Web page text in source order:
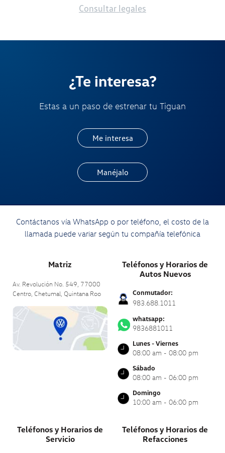
Consultar legales
¿Te interesa?
Estas a un paso de estrenar tu Tiguan
Me interesa
Manéjalo
Contáctanos vía WhatsApp o por teléfono, el costo de la
llamada puede variar según tu compañía telefónica
Matriz
Av. Revolución No. 549, 77000
Centro, Chetumal, Quintana Roo
Teléfonos y Horarios de
Autos Nuevos
Conmutador:
983.688.1011
whatsapp:
9836881011
Lunes - Viernes
08:00 am - 08:00 pm
Sábado
08:00 am - 06:00 pm
Domingo
10:00 am - 06:00 pm
Teléfonos y Horarios de
Servicio
Teléfonos y Horarios de
Refacciones